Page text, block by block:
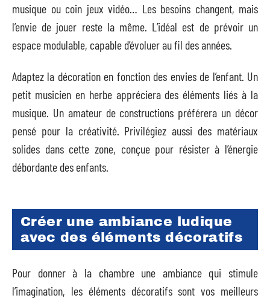
musique ou coin jeux vidéo… Les besoins changent, mais
l’envie de jouer reste la même. L’idéal est de prévoir un
espace modulable, capable d’évoluer au fil des années.
Adaptez la décoration en fonction des envies de l’enfant. Un
petit musicien en herbe appréciera des éléments liés à la
musique. Un amateur de constructions préférera un décor
pensé pour la créativité. Privilégiez aussi des matériaux
solides dans cette zone, conçue pour résister à l’énergie
débordante des enfants.
Créer une ambiance ludique
avec des éléments décoratifs
Pour donner à la chambre une ambiance qui stimule
l’imagination, les éléments décoratifs sont vos meilleurs